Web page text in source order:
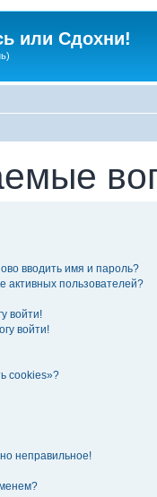
или Сдохни!
вводить имя и пароль?
активных пользователей?
войти!
войти!
cookies»?
неправильное!